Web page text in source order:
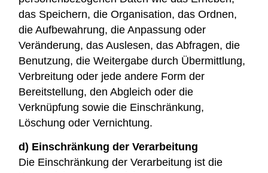
das Speichern, die Organisation, das Ordnen,
die Aufbewahrung, die Anpassung oder
Veränderung, das Auslesen, das Abfragen, die
Benutzung, die Weitergabe durch Übermittlung,
Verbreitung oder jede andere Form der
Bereitstellung, den Abgleich oder die
Verknüpfung sowie die Einschränkung,
Löschung oder Vernichtung.
d) Einschränkung der Verarbeitung
Die Einschränkung der Verarbeitung ist die